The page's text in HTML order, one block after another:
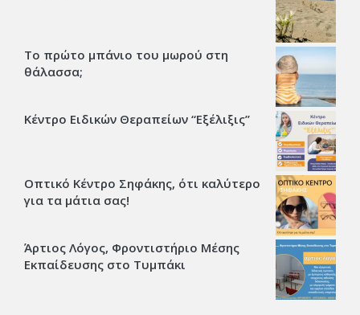
Το πρώτο μπάνιο του μωρού στη
θάλασσα;
Κέντρο Ειδικών Θεραπείων “Εξέλιξις’’
Οπτικό Κέντρο Σηφάκης, ότι καλύτερο
για τα μάτια σας!
Άρτιος Λόγος, Φροντιστήριο Μέσης
Εκπαίδευσης στο Τυμπάκι